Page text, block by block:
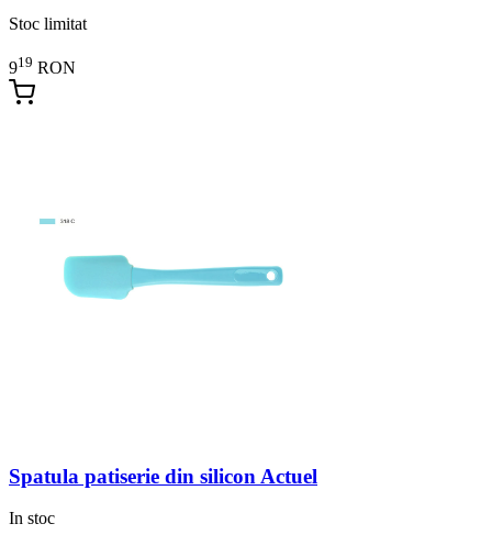
Stoc limitat
919 RON
Spatula patiserie din silicon Actuel
In stoc